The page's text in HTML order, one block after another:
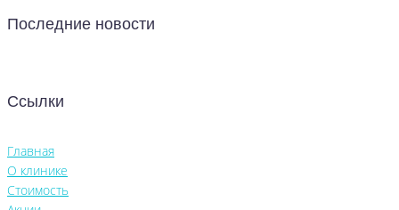
Последние новости
Ссылки
Главная
О клинике
Стоимость